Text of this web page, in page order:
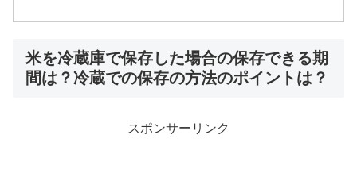
米を冷蔵庫で保存した場合の保存できる期
間は？冷蔵での保存の方法のポイントは？
スポンサーリンク